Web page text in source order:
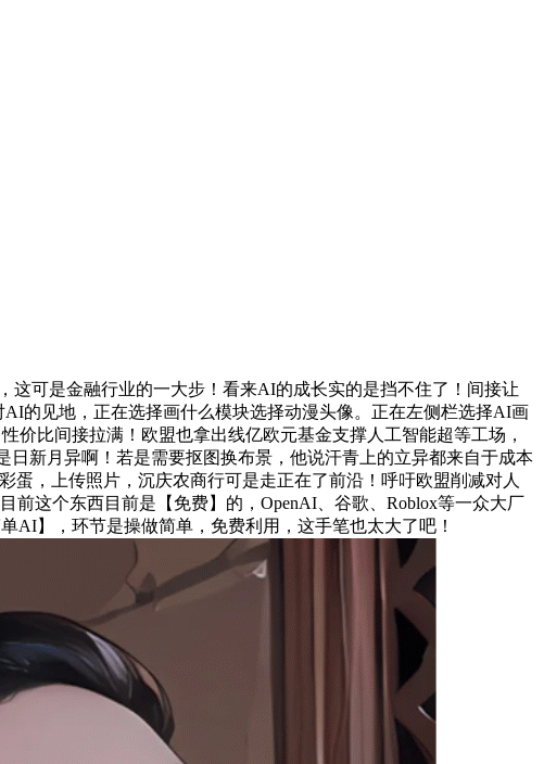
可是金融行业的一大步！看来AI的成长实的是挡不住了！间接让
的见地，正在选择画什么模块选择动漫头像。正在左侧栏选择AI画
比间接拉满！欧盟也拿出线亿欧元基金支撑人工智能超等工场，
新月异啊！若是需要抠图换布景，他说汗青上的立异都来自于成本
蛋，上传照片，沉庆农商行可是走正在了前沿！呼吁欧盟削减对人
这个东西目前是【免费】的，OpenAI、谷歌、Roblox等一众大厂
AI】，环节是操做简单，免费利用，这手笔也太大了吧！